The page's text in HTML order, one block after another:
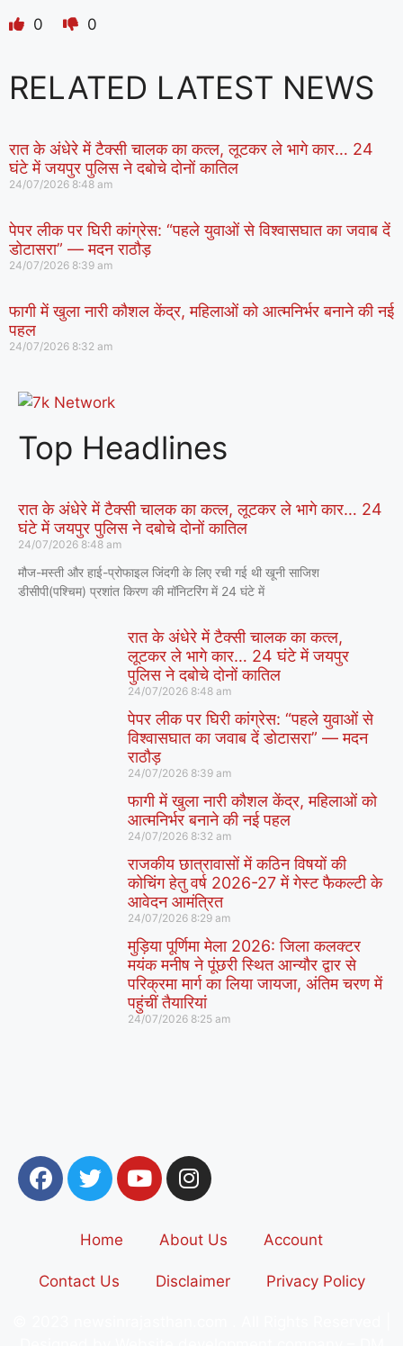
0 0
RELATED LATEST NEWS
रात के अंधेरे में टैक्सी चालक का कत्ल, लूटकर ले भागे कार… 24
घंटे में जयपुर पुलिस ने दबोचे दोनों कातिल
24/07/2026 8:48 am
पेपर लीक पर घिरी कांग्रेस: “पहले युवाओं से विश्वासघात का जवाब दें
डोटासरा” — मदन राठौड़
24/07/2026 8:39 am
फागी में खुला नारी कौशल केंद्र, महिलाओं को आत्मनिर्भर बनाने की नई
पहल
24/07/2026 8:32 am
Top Headlines
रात के अंधेरे में टैक्सी चालक का कत्ल, लूटकर ले भागे कार… 24
घंटे में जयपुर पुलिस ने दबोचे दोनों कातिल
24/07/2026 8:48 am
मौज-मस्ती और हाई-प्रोफाइल जिंदगी के लिए रची गई थी खूनी साजिश
डीसीपी(पश्चिम) प्रशांत किरण की मॉनिटरिंग में 24 घंटे में
रात के अंधेरे में टैक्सी चालक का कत्ल,
लूटकर ले भागे कार… 24 घंटे में जयपुर
पुलिस ने दबोचे दोनों कातिल
24/07/2026 8:48 am
पेपर लीक पर घिरी कांग्रेस: “पहले युवाओं से
विश्वासघात का जवाब दें डोटासरा” — मदन
राठौड़
24/07/2026 8:39 am
फागी में खुला नारी कौशल केंद्र, महिलाओं को
आत्मनिर्भर बनाने की नई पहल
24/07/2026 8:32 am
राजकीय छात्रावासों में कठिन विषयों की
कोचिंग हेतु वर्ष 2026-27 में गेस्ट फैकल्टी के
आवेदन आमंत्रित
24/07/2026 8:29 am
मुड़िया पूर्णिमा मेला 2026: जिला कलक्टर
मयंक मनीष ने पूंछरी स्थित आन्यौर द्वार से
परिक्रमा मार्ग का लिया जायजा, अंतिम चरण में
पहुंचीं तैयारियां
24/07/2026 8:25 am
Home About Us Account
Contact Us Disclaimer Privacy Policy